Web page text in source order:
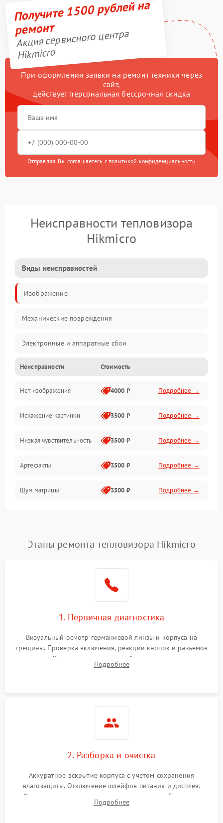
Получите 1500 рублей на
ремонт
Акция сервисного центра
Hikmicro
При оформлении заявки на ремонт техники через
сайт,
действует персональная бессрочная скидка
Отправляя, Вы соглашаетесь с политикой конфиденциальности
Неисправности тепловизора
Hikmicro
Виды неисправностей
Изображение
Механические повреждения
Электронные и аппаратные сбои
Неисправности сенсора и оптики
Программные ошибки
Электропитание
Измерения
Матрица
Проблемы питания
Сбои коммуникаций и интерфейсов
Экран (дисплей)
Неисправности Стоимость
Нет изображения 4000 ₽ Подробнее →
Искажение картинки 3500 ₽ Подробнее →
Низкая чувствительность 3500 ₽ Подробнее →
Артефакты 3500 ₽ Подробнее →
Шум матрицы 3500 ₽ Подробнее →
Этапы ремонта тепловизора Hikmicro
1. Первичная диагностика
Визуальный осмотр германиевой линзы и корпуса на
трещины. Проверка включения, реакции кнопок и разъемов
зарядки. Оценка вывода тепловой сигнатуры на экран,
проверка базовых функций и считывание системных
Подробнее
2. Разборка и очистка
Аккуратное вскрытие корпуса с учетом сохранения
влагозащиты. Отключение шлейфов питания и дисплея.
Очистка внутренних плат от окислов и пыли. Бережная
обработка германиевого объектива специализированными
Подробнее